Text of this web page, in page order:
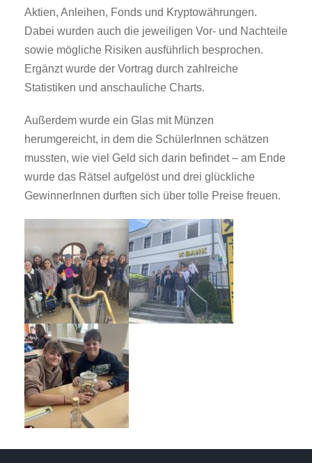
Aktien, Anleihen, Fonds und Kryptowährungen.
Dabei wurden auch die jeweiligen Vor- und Nachteile
sowie mögliche Risiken ausführlich besprochen.
Ergänzt wurde der Vortrag durch zahlreiche
Statistiken und anschauliche Charts.
Außerdem wurde ein Glas mit Münzen
herumgereicht, in dem die SchülerInnen schätzen
mussten, wie viel Geld sich darin befindet – am Ende
wurde das Rätsel aufgelöst und drei glückliche
GewinnerInnen durften sich über tolle Preise freuen.